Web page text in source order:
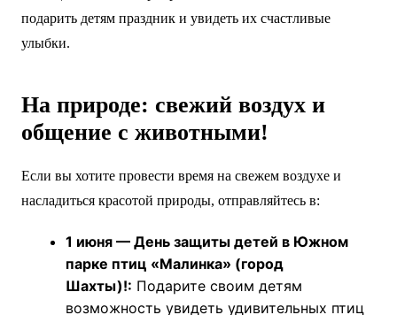
подарить детям праздник и увидеть их счастливые
улыбки.
На природе: свежий воздух и
общение с животными!
Если вы хотите провести время на свежем воздухе и
насладиться красотой природы, отправляйтесь в:
1 июня — День защиты детей в Южном
парке птиц «Малинка» (город
Шахты)!: Подарите своим детям
возможность увидеть удивительных птиц